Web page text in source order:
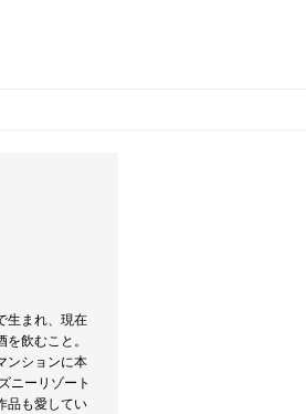
生まれ、現在
飲むこと。
ンションに本
ニーリゾート
品も愛してい